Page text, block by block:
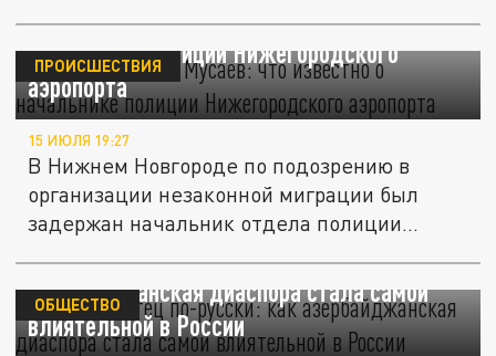
Кто такой Намиг Мусаев: что известно о
начальнике полиции Нижегородского
аэропорта
ПРОИСШЕСТВИЯ
15 ИЮЛЯ 19:27
В Нижнем Новгороде по подозрению в
организации незаконной миграции был
задержан начальник отдела полиции...
"Крёстный отец" по-русски: как
азербайджанская диаспора стала самой
влиятельной в России
ОБЩЕСТВО